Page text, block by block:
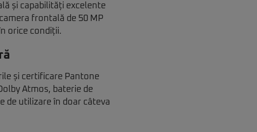
și capabilități excelente
frontală de 50 MP
orice condiții.
și certificare Pantone
Atmos, baterie de
de utilizare în doar câteva